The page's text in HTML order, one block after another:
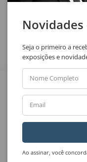
Veja também
Seja o primeiro a
exposições e
Nome Completo
Email
Ao assinar, você